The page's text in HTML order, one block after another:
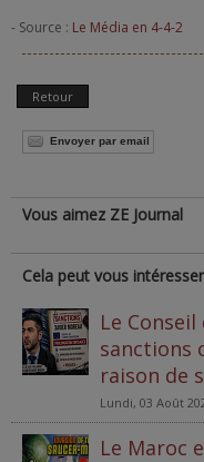
- Source : Le Média en 4-4-2
Retour
Envoyer par email
Vous aimez ZE Journal
Cela peut vous intéresser
Le
sanctions
raison de
Lundi, 03 Août
Le Maroc